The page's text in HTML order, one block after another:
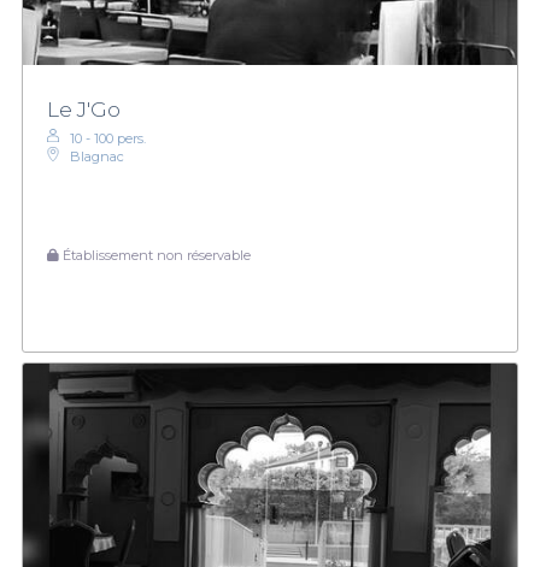
Le J'Go
10 - 100 pers.
Blagnac
Établissement non réservable